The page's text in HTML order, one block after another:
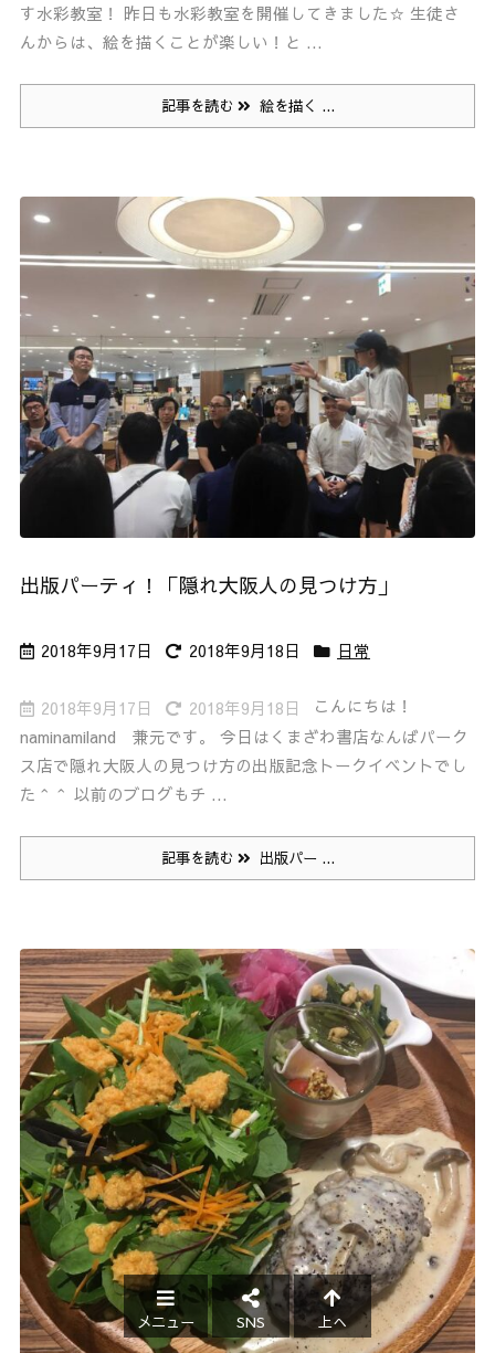
す水彩教室！ 昨日も水彩教室を開催してきました☆ 生徒さ
んからは、絵を描くことが楽しい！と ...
記事を読む 絵を描く ...
出版パーティ！「隠れ大阪人の見つけ方」
2018年9月17日 2018年9月18日 日常
2018年9月17日 2018年9月18日
こんにちは！
naminamiland 兼元です。 今日はくまざわ書店なんばパーク
ス店で隠れ大阪人の見つけ方の出版記念トークイベントでし
た＾＾ 以前のブログもチ ...
記事を読む 出版パー ...
メニュー SNS 上へ